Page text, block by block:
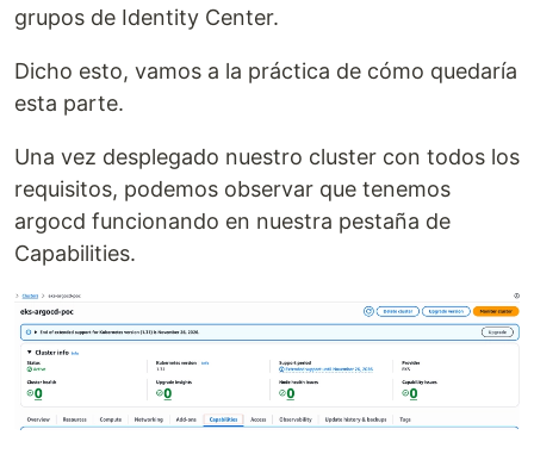
grupos de Identity Center.
Dicho esto, vamos a la práctica de cómo quedaría
esta parte.
Una vez desplegado nuestro cluster con todos los
requisitos, podemos observar que tenemos
argocd funcionando en nuestra pestaña de
Capabilities.